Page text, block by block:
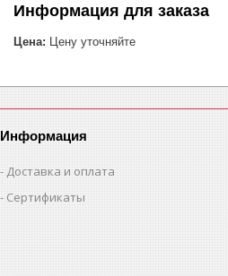
Информация для заказа
Цена: Цену уточняйте
Информация
Доставка и оплата
Сертификаты